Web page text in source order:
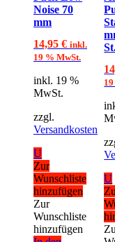
Noise 70
mm
14,95 € inkl.
19 % MwSt.
inkl. 19 %
MwSt.
zzgl.
Versandkosten
U
Zur
Wunschliste
hinzufügen
Zur
Wunschliste
hinzufügen
U